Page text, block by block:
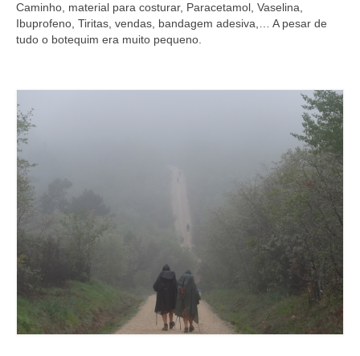
Caminho, material para costurar, Paracetamol, Vaselina,
Ibuprofeno, Tiritas, vendas, bandagem adesiva,… A pesar de
tudo o botequim era muito pequeno.